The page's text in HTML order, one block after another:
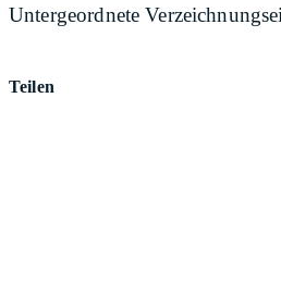
Untergeordnete
Teilen